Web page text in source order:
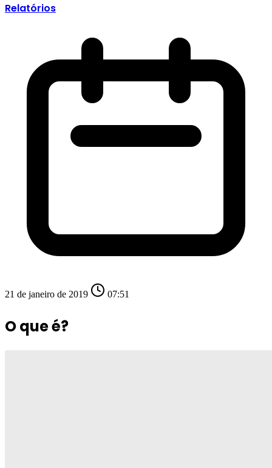
Relatórios
21 de janeiro de 2019 07:51
O que é?